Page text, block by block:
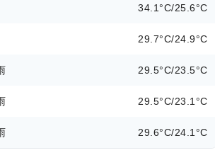
34.1°C/25.6°C
29.7°C/24.9°C
29.5°C/23.5°C
29.5°C/23.1°C
29.6°C/24.1°C